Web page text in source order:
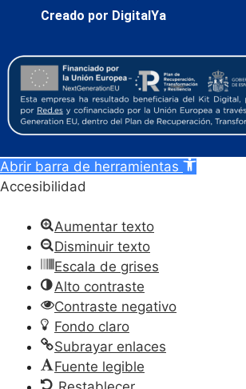
Creado por DigitalYa
Abrir barra de herramientas
Accesibilidad
Aumentar texto
Disminuir texto
Escala de grises
Alto contraste
Contraste negativo
Fondo claro
Subrayar enlaces
Fuente legible